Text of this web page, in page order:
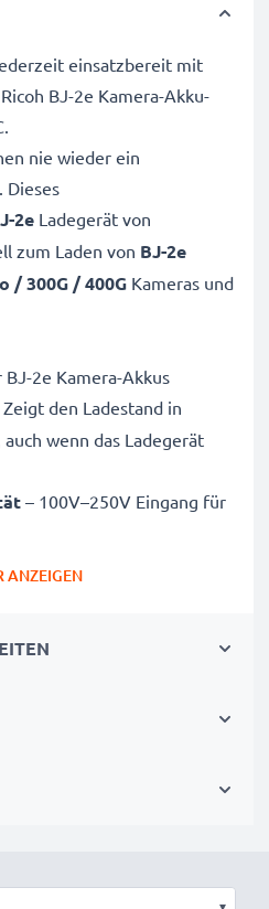
einsatzbereit mit
BJ-2e Kamera-Akku-
nie wieder ein
Dieses
2e Ladegerät von
zum Laden von BJ-2e
/ 300G / 400G Kameras und
2e Kamera-Akkus
Zeigt den Ladestand in
wenn das Ladegerät
– 100V–250V Eingang für
Überhitzung und
ANZEIGEN